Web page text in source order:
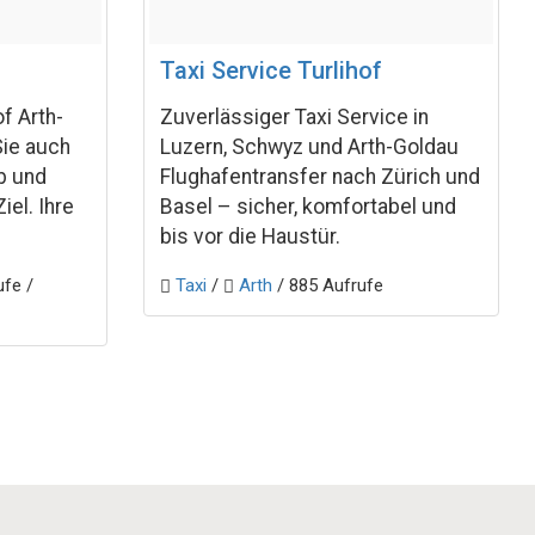
Arth-
auch
und
Ihre
/
Taxi Service Turlihof
Zuverlässiger Taxi Service in
Luzern, Schwyz und Arth-Goldau
Flughafentransfer nach Zürich und
Basel – sicher, komfortabel und
bis vor die Haustür.
Taxi / Arth / 885 Aufrufe